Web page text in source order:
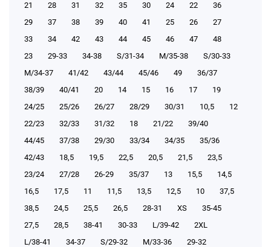
21 28 31 32 35 30 24 22
36
29
37 38 39 40 41 25 26
27
33
34 42 43 44 45 46 47
48
23
29-33 34-38 S/31-34 М/35-38
S/30-33
М/34-37
41/42 43/44 45/46 49
36/37
38/39
40/41 20 14 15 16 17
19
24/25
25/26 26/27 28/29 30/31 10,5
12
22/23
32/33 31/32 18 21/22
39/40
44/45
37/38 29/30 33/34 34/35
35/36
42/43
18,5 19,5 22,5 20,5 21,5
23,5
23/24
27/28 26-29 35/37 13 15,5
14,5
16,5
17,5 11 11,5 13,5 12,5 10
37,5
38,5
24,5 25,5 26,5 28-31 XS
35-45
27,5
28,5 38-41 30-33 L/39-42
2XL
L/38-41
34-37 S/29-32 М/33-36
29-32